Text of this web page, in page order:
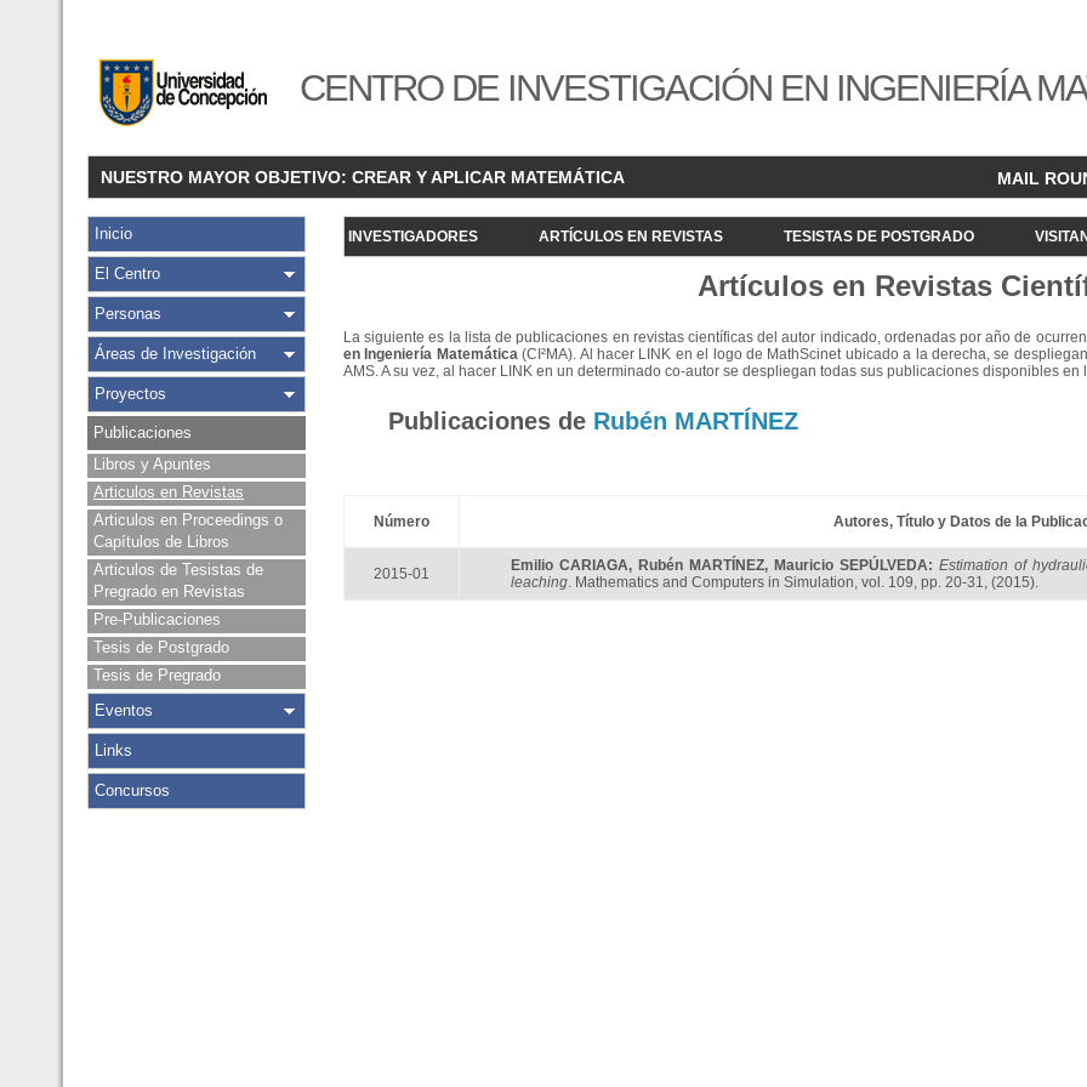
CENTRO DE INVESTIGACIÓN EN INGENIERÍA
NUESTRO MAYOR OBJETIVO: CREAR Y APLICAR MATEMÁTICA MAIL
Inicio
El Centro
Personas
Áreas de Investigación
Proyectos
Publicaciones
Libros y Apuntes
Articulos en Revistas
Articulos en Proceedings o
Capítulos de Libros
Articulos de Tesistas de
Pregrado en Revistas
Pre-Publicaciones
Tesis de Postgrado
Tesis de Pregrado
Eventos
Links
Concursos
INVESTIGADORES ARTÍCULOS EN REVISTAS TESISTAS DE POSTGRADO
Artículos en Revistas
La siguiente es la lista de publicaciones en revistas científicas del autor indicado, ordenadas por año de
en Ingeniería Matemática(CI²MA). Al hacer LINK en el logo de MathScinet ubicado a la derecha, se
AMS. A su vez, al hacer LINK en un determinado co-autor se despliegan todas sus publicaciones disponibles en
Publicaciones de Rubén MARTÍNEZ
Número Autores, Título y Datos de la
2015-01 Emilio CARIAGA, Rubén MARTÍNEZ, Mauricio SEPÚLVEDA: Estimation of
leaching. Mathematics and Computers in Simulation, vol. 109, pp. 20-31, (2015).